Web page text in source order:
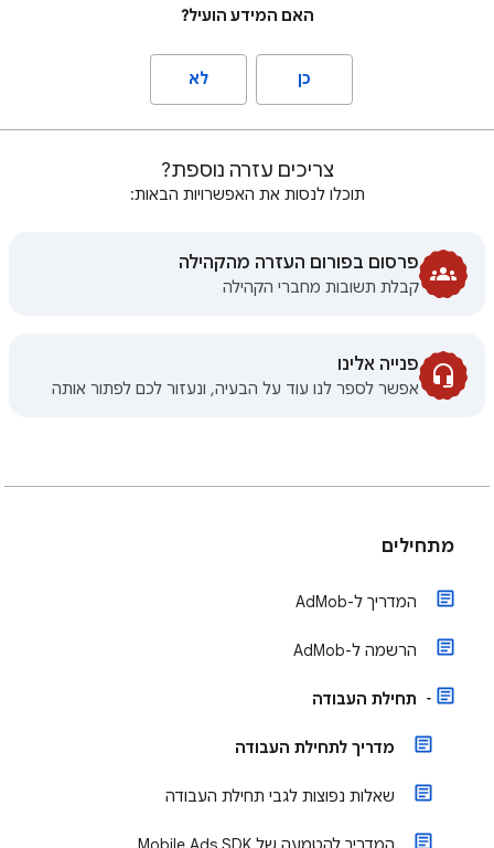
האם המידע הועיל?
כן לא
צריכים עזרה נוספת?
תוכלו לנסות את האפשרויות הבאות:
פרסום בפורום העזרה מהקהילה
קבלת תשובות מחברי הקהילה
פנייה אלינו
אפשר לספר לנו עוד על הבעיה, ונעזור לכם לפתור אותה
מתחילים
המדריך ל-AdMob
הרשמה ל-AdMob
תחילת העבודה
מדריך לתחילת העבודה
שאלות נפוצות לגבי תחילת העבודה